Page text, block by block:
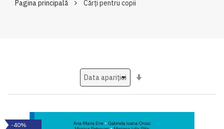
Pagina principală Cărți pentru copii
-40%